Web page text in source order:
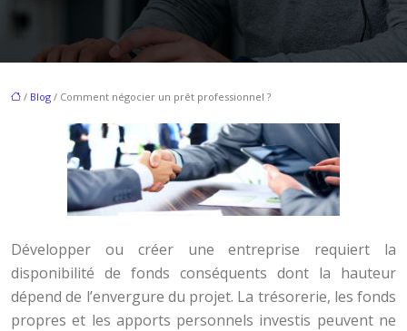
/ Blog / Comment négocier un prêt professionnel ?
Développer ou créer une entreprise requiert la
disponibilité de fonds conséquents dont la hauteur
dépend de l’envergure du projet. La trésorerie, les fonds
propres et les apports personnels investis peuvent ne